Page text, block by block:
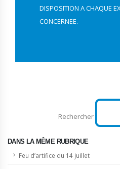
DISPOSITION A CHAQUE
CONCERNEE.
Rechercher
DANS LA MÊME RUBRIQUE
Feu d’artifice du 14 juillet